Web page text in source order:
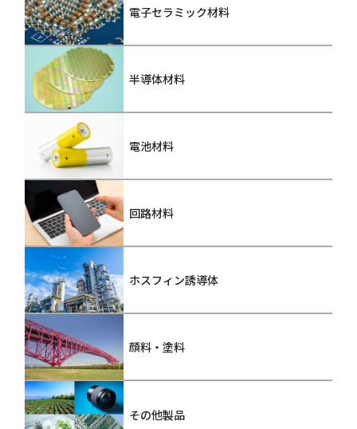
電子セラミック材料
半導体材料
電池材料
回路材料
ホスフィン誘導体
顔料・塗料
その他製品